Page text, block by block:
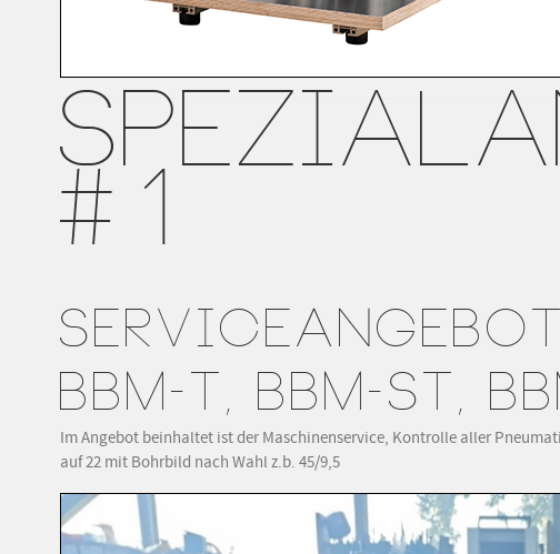
#1
BBM-T, BBM-ST,
Im Angebot beinhaltet ist der Maschinenservice, Kontrolle aller
auf 22 mit Bohrbild nach Wahl z.b. 45/9,5